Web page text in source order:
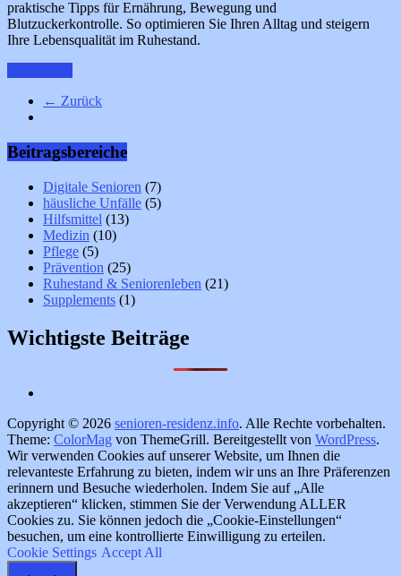
praktische Tipps für Ernährung, Bewegung und
Blutzuckerkontrolle. So optimieren Sie Ihren Alltag und steigern
Ihre Lebensqualität im Ruhestand.
← Zurück
Beitragsbereiche
Digitale Senioren (7)
häusliche Unfälle (5)
Hilfsmittel (13)
Medizin (10)
Pflege (5)
Prävention (25)
Ruhestand & Seniorenleben (21)
Supplements (1)
Wichtigste Beiträge
Copyright © 2026 senioren-residenz.info. Alle Rechte vorbehalten.
Theme: ColorMag von ThemeGrill. Bereitgestellt von WordPress.
Wir verwenden Cookies auf unserer Website, um Ihnen die
relevanteste Erfahrung zu bieten, indem wir uns an Ihre Präferenzen
erinnern und Besuche wiederholen. Indem Sie auf „Alle
akzeptieren“ klicken, stimmen Sie der Verwendung ALLER
Cookies zu. Sie können jedoch die „Cookie-Einstellungen“
besuchen, um eine kontrollierte Einwilligung zu erteilen.
Cookie Settings Accept All